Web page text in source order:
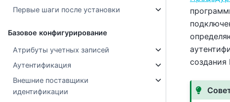
Первые шаги после установки
Базовое конфигурирование
Атрибуты учетных записей
Аутентификация
Внешние поставщики
идентификации
создания